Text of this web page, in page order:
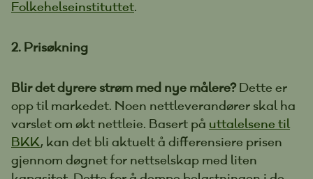
Folkehelseinstituttet.
2. Prisøkning
Blir det dyrere strøm med nye målere? Dette er
opp til markedet. Noen nettleverandører skal ha
varslet om økt nettleie. Basert på uttalelsene til
BKK, kan det bli aktuelt å differensiere prisen
gjennom døgnet for nettselskap med liten